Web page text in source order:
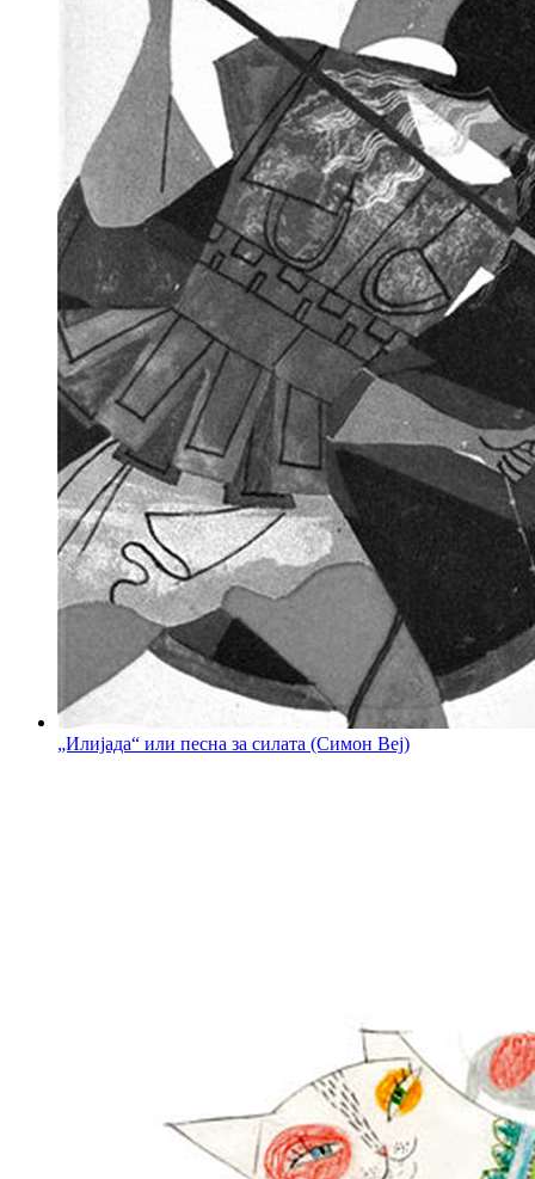
„Илијада“ или песна за силата (Симон Веј)